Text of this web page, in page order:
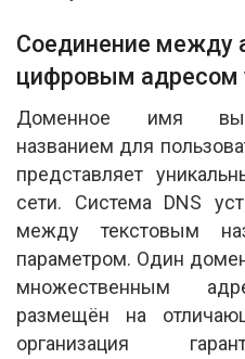
Соединение между
цифровым адресом
Доменное имя
названием для
представляет
сети. Система DNS
между текстовым
параметром. Один
множественным
размещён на
организация